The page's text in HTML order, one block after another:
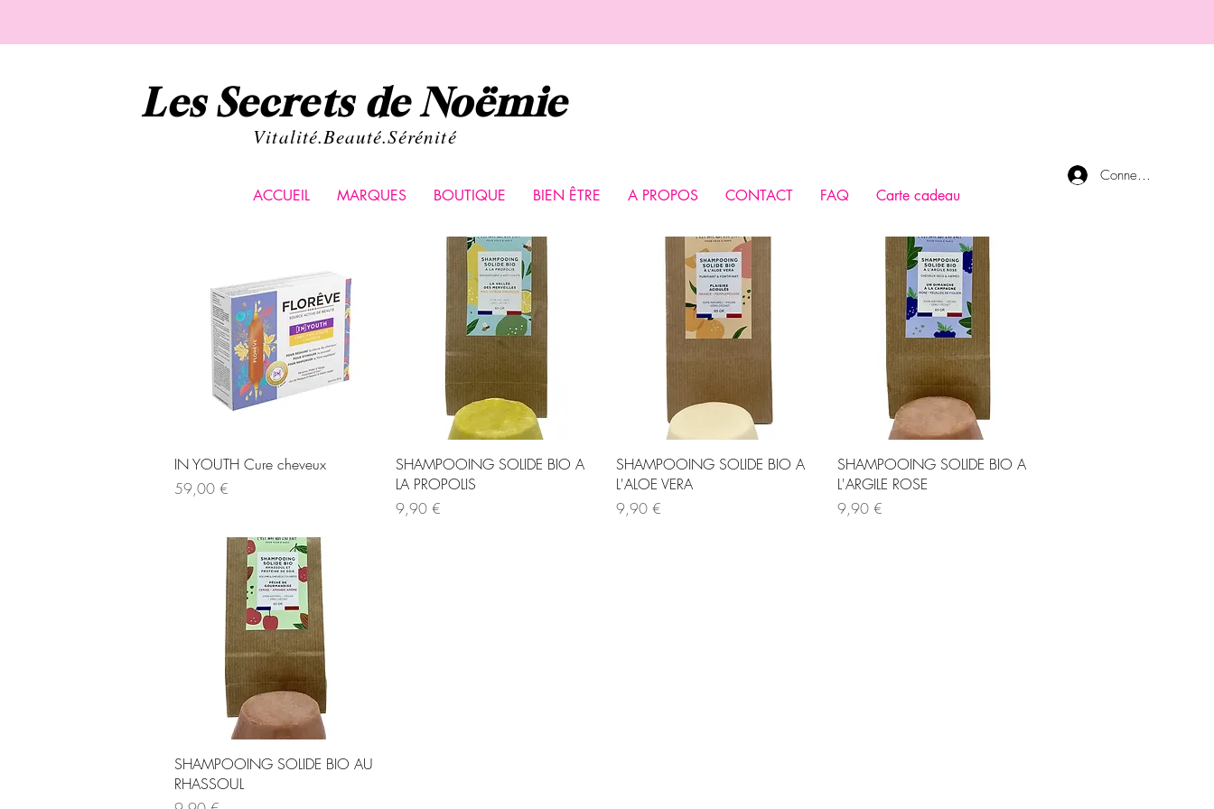
Les Secrets de Noëmie
Vitalité.Beauté.Sérénité
ACCUEIL MARQUES BOUTIQUE BIEN ÊTRE A PROPOS CONTACT FAQ Carte cadeau
Connexion
Aperçu rapide
IN YOUTH Cure cheveux
Prix
59,00 €
Aperçu rapide
SHAMPOOING SOLIDE BIO A
LA PROPOLIS
Prix
9,90 €
Aperçu rapide
SHAMPOOING SOLIDE BIO A
L'ALOE VERA
Prix
9,90 €
Aperçu rapide
SHAMPOOING SOLIDE BIO A
L'ARGILE ROSE
Prix
9,90 €
Aperçu rapide
SHAMPOOING SOLIDE BIO AU
RHASSOUL